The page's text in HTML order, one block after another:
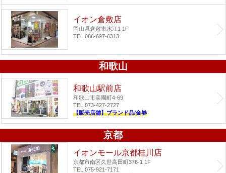
イオン倉敷店
岡山県倉敷市水江1 1F
TEL.086-697-6313
和歌山
和歌山駅前店
和歌山市美園町4-69
TEL.073-427-2727
【販売店舗】ブランド品/金券
京都
イオンモール京都桂川店
京都市南区久世高田町376-1 1F
TEL.075-921-7171